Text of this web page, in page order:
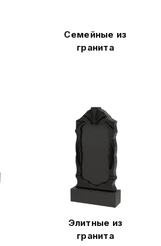
Семейные из
гранита
Элитные из
гранита